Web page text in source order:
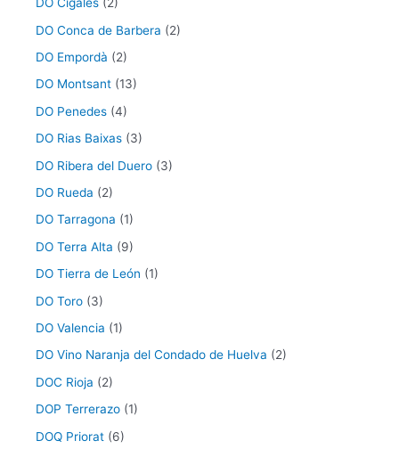
DO Conca de Barbera (2)
DO Empordà (2)
DO Montsant (13)
DO Penedes (4)
DO Rias Baixas (3)
DO Ribera del Duero (3)
DO Rueda (2)
DO Tarragona (1)
DO Terra Alta (9)
DO Tierra de León (1)
DO Toro (3)
DO Valencia (1)
DO Vino Naranja del Condado de Huelva (2)
DOC Rioja (2)
DOP Terrerazo (1)
DOQ Priorat (6)